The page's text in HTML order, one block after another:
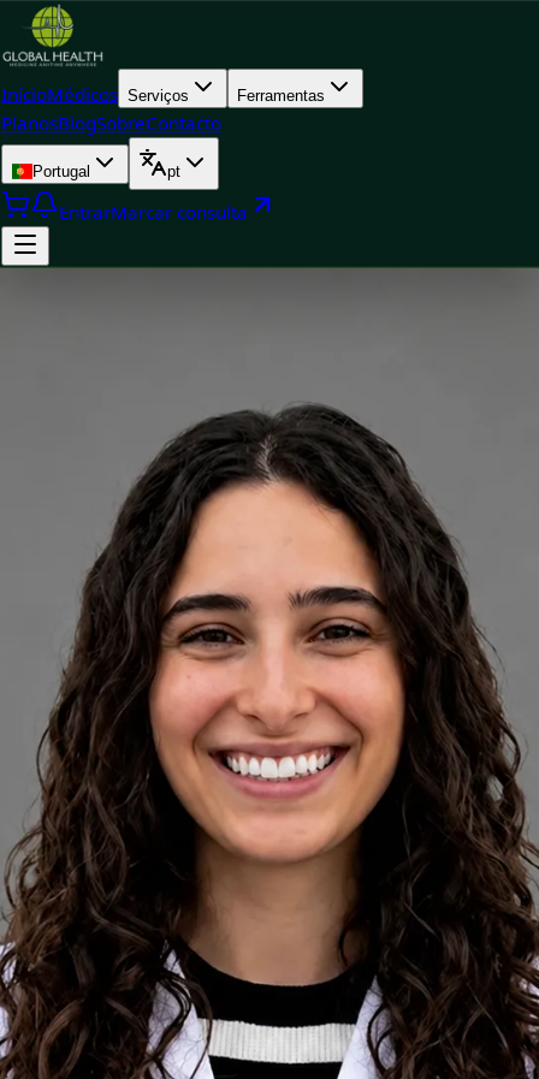
InícioMédicos Serviços Ferramentas
PlanosBlogSobreContacto
Portugal pt
EntrarMarcar consulta
Doctor
++
Voltar à equipa de Portugal Perfil do médico
Beatriz Carvalho
Psicóloga Clínica
Revise os detalhes do perfil do médico, áreas de consulta e
opções de agendamento antes de marcar a sua consulta.
Psicóloga Clínica Portugal
Portuguese, English
Registado em Portugal
Consulta online disponível
Perfil verificado